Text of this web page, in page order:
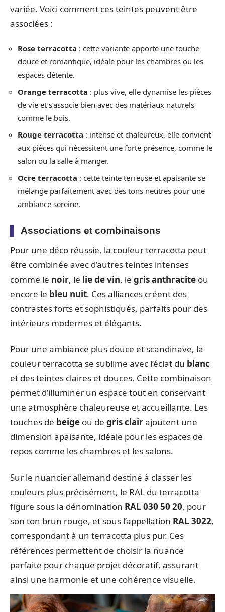
variée. Voici comment ces teintes peuvent être
associées :
Rose terracotta : cette variante apporte une touche
douce et romantique, idéale pour les chambres ou les
espaces détente.
Orange terracotta : plus vive, elle dynamise les pièces
de vie et s’associe bien avec des matériaux naturels
comme le bois.
Rouge terracotta : intense et chaleureux, elle convient
aux pièces qui nécessitent une forte présence, comme le
salon ou la salle à manger.
Ocre terracotta : cette teinte terreuse et apaisante se
mélange parfaitement avec des tons neutres pour une
ambiance sereine.
Associations et combinaisons
Pour une déco réussie, la couleur terracotta peut
être combinée avec d’autres teintes intenses
comme le noir, le lie de vin, le gris anthracite ou
encore le bleu nuit. Ces alliances créent des
contrastes forts et sophistiqués, parfaits pour des
intérieurs modernes et élégants.
Pour une ambiance plus douce et scandinave, la
couleur terracotta se sublime avec l’éclat du blanc
et des teintes claires et douces. Cette combinaison
permet d’illuminer un espace tout en conservant
une atmosphère chaleureuse et accueillante. Les
touches de beige ou de gris clairajoutent une
dimension apaisante, idéale pour les espaces de
repos comme les chambres et les salons.
Sur le nuancier allemand destiné à classer les
couleurs plus précisément, le RAL du terracotta
figure sous la dénomination RAL 030 50 20, pour
son ton brun rouge, et sous l’appellation RAL 3022,
correspondant à un terracotta plus pur. Ces
références permettent de choisir la nuance
parfaite pour chaque projet décoratif, assurant
ainsi une harmonie et une cohérence visuelle.